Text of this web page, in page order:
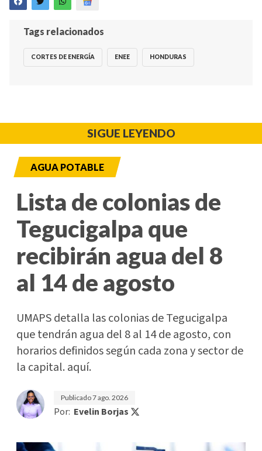
Tags relacionados
CORTES DE ENERGÍA ENEE HONDURAS
SIGUE LEYENDO
AGUA POTABLE
Lista de colonias de
Tegucigalpa que
recibirán agua del 8
al 14 de agosto
UMAPS detalla las colonias de Tegucigalpa
que tendrán agua del 8 al 14 de agosto, con
horarios definidos según cada zona y sector de
la capital. aquí.
Publicado7 ago. 2026
Por: Evelin Borjas